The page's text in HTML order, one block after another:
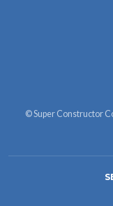
© Super Constructor